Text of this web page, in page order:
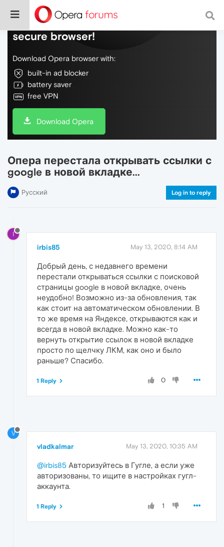
Do more on the web, with a fast and
secure browser!
Download Opera browser with:
built-in ad blocker
battery saver
free VPN
Download Opera
Опера перестала открывать ссылки с
google в новой вкладке...
Русский Log in to reply
I
irbis85 May 13, 2020, 8:14 AM
Добрый день, с недавнего времени
перестали открываться ссылки с поисковой
страницы google в новой вкладке, очень
неудобно! Возможно из-за обновления, так
как стоит на автоматическом обновлении. В
то же время на Яндексе, открываются как и
всегда в новой вкладке. Можно как-то
вернуть открытие ссылок в новой вкладке
просто по щелчку ЛКМ, как оно и было
раньше? Спасибо.
0
1 Reply
V
vladkalmar May 13, 2020, 10:35 AM
@irbis85 Авторизуйтесь в Гугле, а если уже
авторизованы, то ищите в настройках гугл-
аккаунта.
1
1 Reply